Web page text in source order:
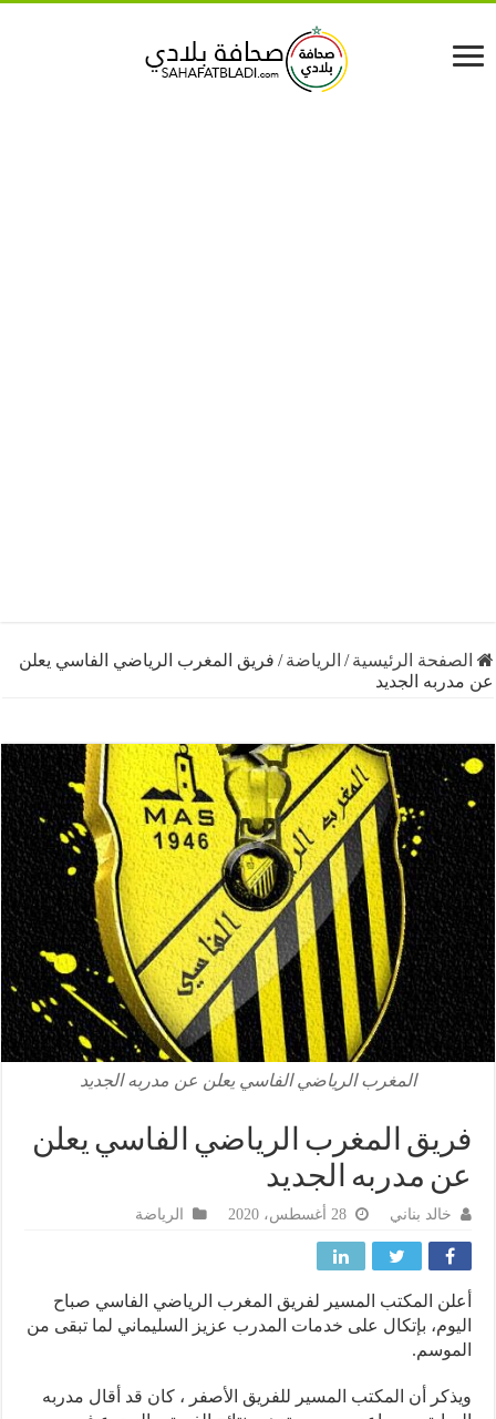
الرئيسية /الرياضة /فريق المغرب الرياضي الفاسي يعلن
الجديد
المغرب الرياضي الفاسي يعلن عن مدربه الجديد
المغرب الرياضي الفاسي يعلن
مدربه الجديد
خالد بناني الرياضة
المكتب المسير لفريق المغرب الرياضي الفاسي صباح
بإتكال على خدمات المدرب عزيز السليماني لما تبقى من
أن المكتب المسير للفريق الأصفر ، كان قد أقال مدربه